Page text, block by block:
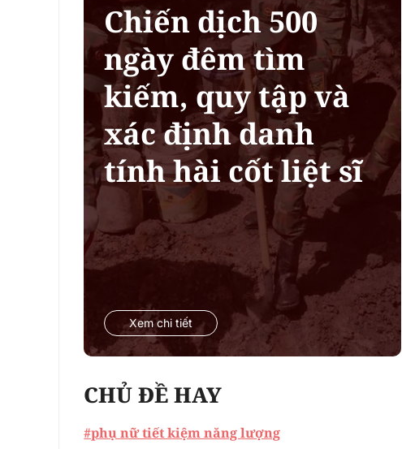
Chiến dịch 500
ngày đêm tìm
kiếm, quy tập và
xác định danh
tính hài cốt liệt sĩ
Xem chi tiết
CHỦ ĐỀ HAY
#phụ nữ tiết kiệm năng lượng